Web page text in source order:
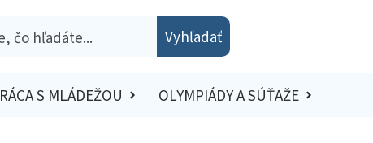
Vyhľadať
S MLÁDEŽOU OLYMPIÁDY A SÚŤAŽE